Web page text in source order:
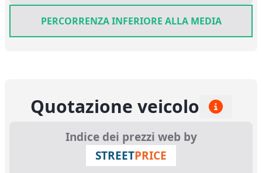
PERCORRENZA INFERIORE ALLA MEDIA
Quotazione veicolo
Indice dei prezzi web by
STREETPRICE